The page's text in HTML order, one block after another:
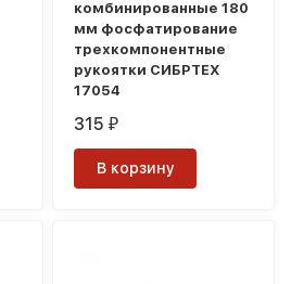
комбинированные 180
мм фосфатирование
трехкомпонентные
рукоятки СИБРТЕХ
17054
315₽
В корзину